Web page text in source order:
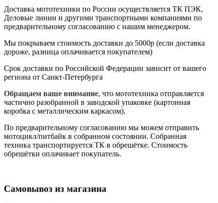
Доставка мототехники по России осуществляется ТК ПЭК,
Деловые линии и другими транспортными компаниями по
предварительному согласованию с нашим менеджером.
Мы покрываем стоимость доставки до 5000р (если доставка
дороже, разница оплачивается покупателем)
Срок доставки по Российской Федерации зависит от вашего
региона от Санкт-Петербурга
Обращаем ваше внимание, что мототехника отправляется
частично разобранной в заводской упаковке (картонная
коробка с металлическим каркасом).
По предварительному согласованию мы можем отправить
мотоцикл/питбайк в собранном состоянии. Собранная
техника транспортируется ТК в обрешётке. Стоимость
обрешётки оплачивает покупатель.
Самовывоз из магазина